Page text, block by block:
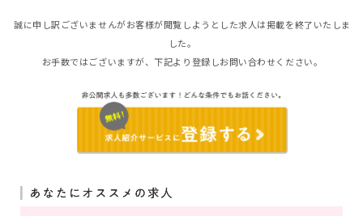
誠に申し訳ございませんがお客様が閲覧しようとした求人は掲載を終了いたしま
した。
お手数ではございますが、下記より登録しお問い合わせください。